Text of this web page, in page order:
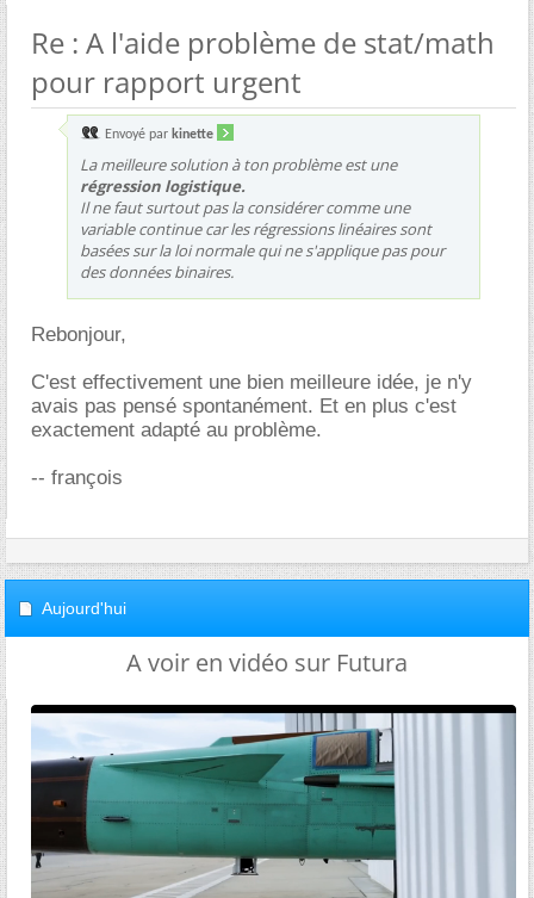
Re : A l'aide problème de stat/math
pour rapport urgent
Envoyé par kinette
La meilleure solution à ton problème est une
régression logistique.
Il ne faut surtout pas la considérer comme une
variable continue car les régressions linéaires sont
basées sur la loi normale qui ne s'applique pas pour
des données binaires.
Rebonjour,
C'est effectivement une bien meilleure idée, je n'y
avais pas pensé spontanément. Et en plus c'est
exactement adapté au problème.
-- françois
Aujourd'hui
A voir en vidéo sur Futura